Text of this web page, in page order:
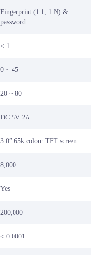
Fingerprint (1:1, 1:N) &
password
< 1
0 ~ 45
20 ~ 80
DC 5V 2A
3.0” 65k colour TFT screen
8,000
Yes
200,000
< 0.0001